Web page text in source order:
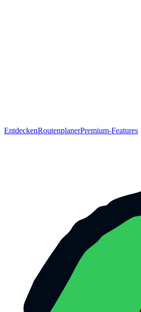
EntdeckenRoutenplanerPremium-Features